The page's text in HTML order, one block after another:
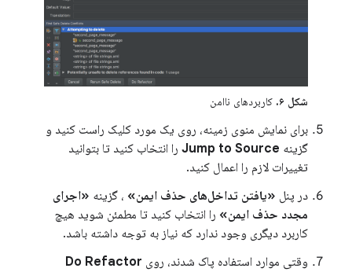
شکل ۶. کاربردهای ناامن
برای نمایش منوی زمینه، روی یک مورد کلیک راست کنید و
گزینه Jump to Source را انتخاب کنید تا بتوانید
تغییرات لازم را اعمال کنید.
در پنل «یافتن تداخل‌های حذف ایمن» ، گزینه «اجرای
مجدد حذف ایمن» را انتخاب کنید تا مطمئن شوید هیچ
کاربرد دیگری وجود ندارد که نیاز به توجه داشته باشد.
وقتی موارد استفاده پاک شدند، روی Do Refactor